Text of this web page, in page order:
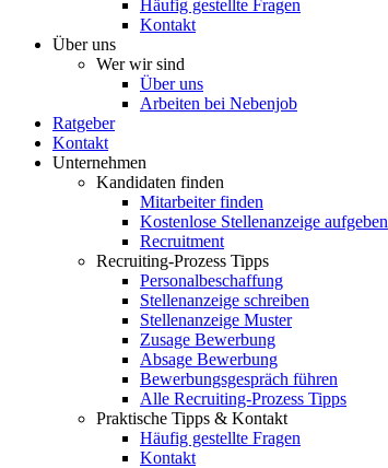
Häufig gestellte Fragen
Kontakt
Über uns
Wer wir sind
Über uns
Arbeiten bei Nebenjob
Ratgeber
Kontakt
Unternehmen
Kandidaten finden
Mitarbeiter finden
Kostenlose Stellenanzeige aufgeben
Recruitment
Recruiting-Prozess Tipps
Personalbeschaffung
Stellenanzeige schreiben
Stellenanzeige Muster
Zusage Bewerbung
Absage Bewerbung
Bewerbungsgespräch führen
Alle Recruiting-Prozess Tipps
Praktische Tipps & Kontakt
Häufig gestellte Fragen
Kontakt